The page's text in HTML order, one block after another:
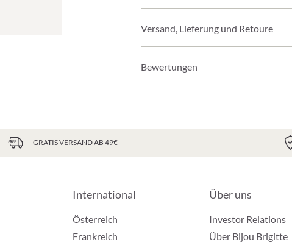
Versand, Lieferung und Retoure
Bewertungen
GRATIS VERSAND AB 49€
International
Österreich
Frankreich
Über uns
Investor Relations
Über Bijou Brigitte